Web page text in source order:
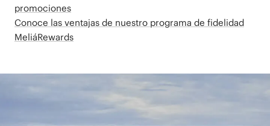
promociones
Conoce las ventajas de nuestro programa de fidelidad
MeliáRewards